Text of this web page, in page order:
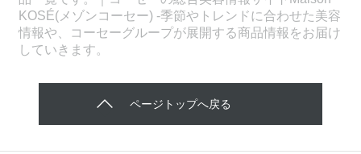
KOSÉ(メゾンコーセー) -季節やトレンドに合わせた美容
情報や、コーセーグループが展開する商品情報をお届け
していきます。
ページトップへ戻る